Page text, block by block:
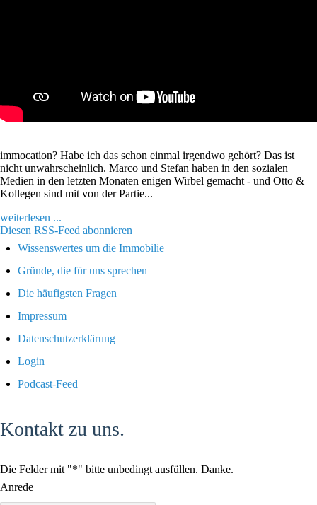
immocation? Habe ich das schon einmal irgendwo gehört? Das ist
nicht unwahrscheinlich. Marco und Stefan haben in den sozialen
Medien in den letzten Monaten enigen Wirbel gemacht - und Otto &
Kollegen sind mit von der Partie...
weiterlesen ...
Diesen RSS-Feed abonnieren
Wissenswertes um die Immobilie
Gründe, die für uns sprechen
Die häufigsten Fragen
Impressum
Datenschutzerklärung
Login
Podcast-Feed
Kontakt zu uns.
Die Felder mit "*" bitte unbedingt ausfüllen. Danke.
Anrede